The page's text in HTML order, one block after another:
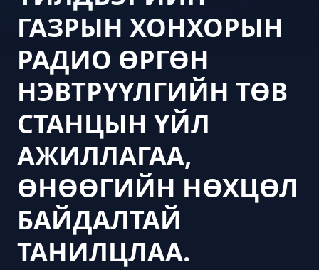
ГАЗРЫН ХОНХОРЫН
РАДИО ӨРГӨН
НЭВТРҮҮЛГИЙН ТӨВ
СТАНЦЫН ҮЙЛ
АЖИЛЛАГАА,
ӨНӨӨГИЙН НӨХЦӨЛ
БАЙДАЛТАЙ
ТАНИЛЦЛАА.